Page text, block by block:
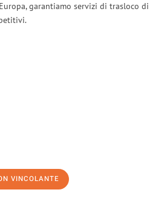
garantiamo servizi di trasloco di
VINCOLANTE